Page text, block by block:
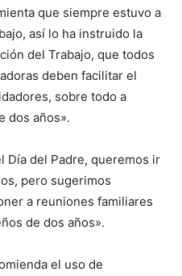
que siempre estuvo a
así lo ha instruido la
del Trabajo, que todos
deben facilitar el
sobre todo a
dos años».
Día del Padre, queremos ir
pero sugerimos
a reuniones familiares
de dos años».
el uso de